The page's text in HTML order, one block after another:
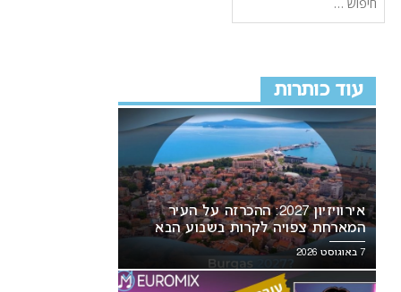
עוד כותרות
אירוויזיון 2027: ההכרזה על העיר
המארחת צפויה לקרות בשבוע הבא
7 באוגוסט 2026